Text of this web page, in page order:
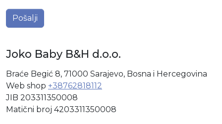
Pošalji
Joko Baby B&H d.o.o.
Braće Begić 8, 71000 Sarajevo, Bosna i Hercegovina
Web shop +38762818112
JIB 203311350008
Matični broj 4203311350008